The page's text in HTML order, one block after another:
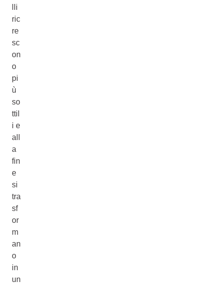
lli
ric
re
sc
on
o
pi
ù
so
ttil
i e
all
a
fin
e
si
tra
sf
or
m
an
o
in
un